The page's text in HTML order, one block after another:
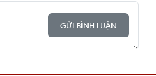
GỬI BÌNH LUẬN